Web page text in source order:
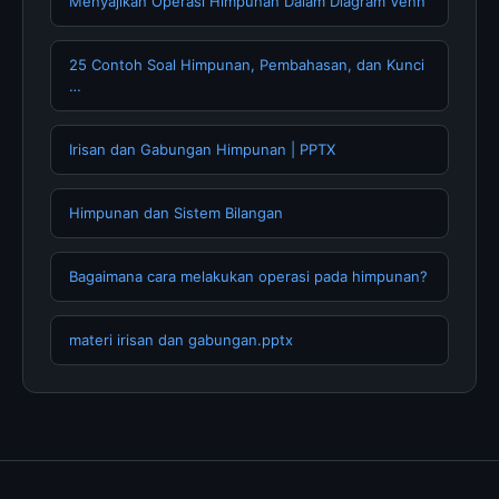
25 Contoh Soal Himpunan, Pembahasan, dan Kunci
…
Irisan dan Gabungan Himpunan | PPTX
Himpunan dan Sistem Bilangan
Bagaimana cara melakukan operasi pada himpunan?
materi irisan dan gabungan.pptx